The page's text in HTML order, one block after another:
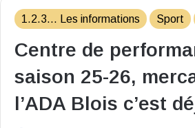
1.2.3... Les informations Sport
Centre de
saison 25-26,
l’ADA Blois c’est